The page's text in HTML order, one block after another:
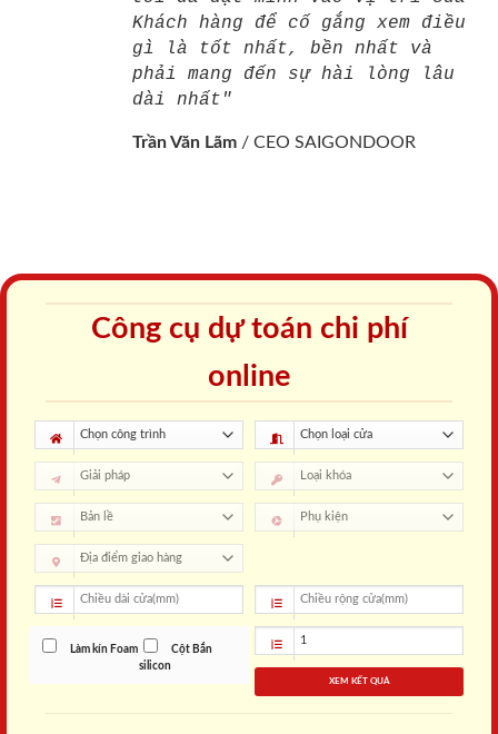
Khách hàng để cố gắng xem điều
gì là tốt nhất, bền nhất và
phải mang đến sự hài lòng lâu
dài nhất"
Trần Văn Lãm / CEO SAIGONDOOR
Công cụ dự toán chi phí
online
Làm kín Foam
Cột Bắn
silicon
XEM KẾT QUẢ